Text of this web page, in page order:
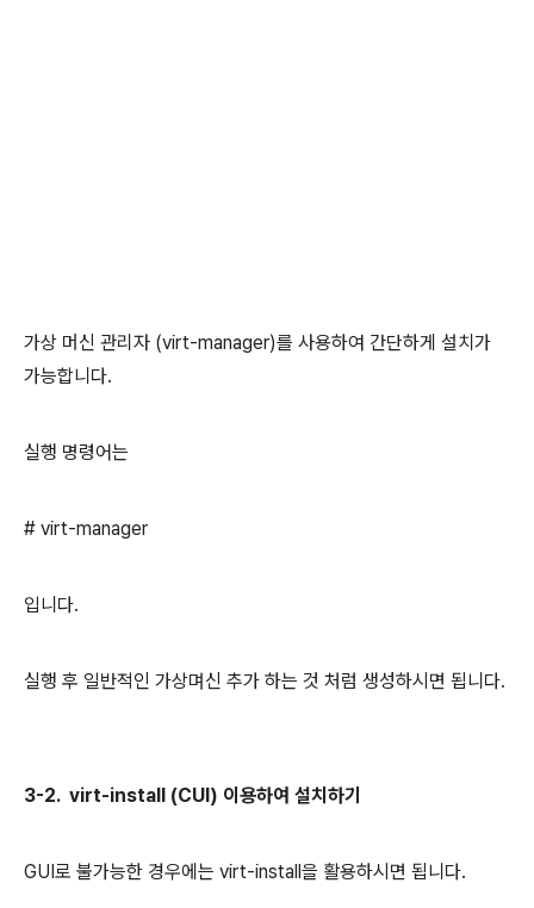
가상 머신 관리자 (virt-manager)를 사용하여 간단하게 설치가
가능합니다.
실행 명령어는
# virt-manager
입니다.
실행 후 일반적인 가상며신 추가 하는 것 처럼 생성하시면 됩니다.
3-2. virt-install (CUI) 이용하여 설치하기
GUI로 불가능한 경우에는 virt-install을 활용하시면 됩니다.